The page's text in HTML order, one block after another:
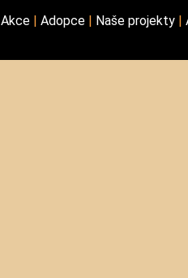
Akce Adopce Naše projekty